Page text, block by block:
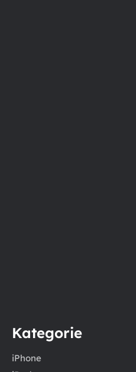
Kategorie
iPhone